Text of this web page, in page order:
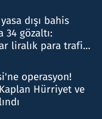
dışı bahis
34 gözaltı:
liralık para trafiği
operasyon!
Hürriyet ve